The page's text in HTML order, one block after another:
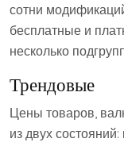
сотни
бесплатные и
несколько
Трендовые
Цены товаров,
из двух